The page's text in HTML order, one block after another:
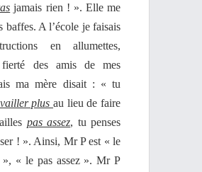
jamais rien ! ». Elle me
baffes. A l’école je faisais
en allumettes,
des amis de mes
ma mère disait : « tu
plusau lieu de faire
pas assez, tu penses
! ». Ainsi, Mr P est « le
« le pas assez ». Mr P